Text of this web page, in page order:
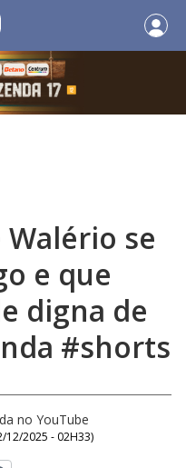
Walério se
e que
digna de
#shorts
no YouTube
12/2025 - 02H33)